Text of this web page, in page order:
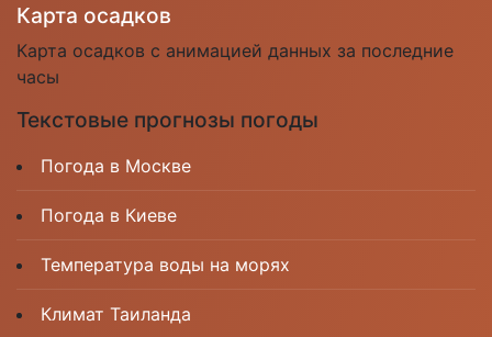
Карта осадков
Карта осадков с анимацией данных за последние
часы
Текстовые прогнозы погоды
Погода в Москве
Погода в Киеве
Температура воды на морях
Климат Таиланда